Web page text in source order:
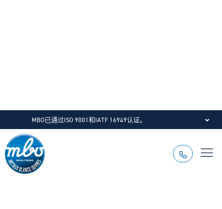
MBO已通过ISO 9001和IATF 16949认证。